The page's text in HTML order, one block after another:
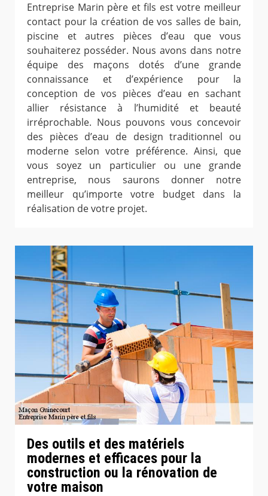
Entreprise Marin père et fils est votre meilleur
contact pour la création de vos salles de bain,
piscine et autres pièces d’eau que vous
souhaiterez posséder. Nous avons dans notre
équipe des maçons dotés d’une grande
connaissance et d’expérience pour la
conception de vos pièces d’eau en sachant
allier résistance à l’humidité et beauté
irréprochable. Nous pouvons vous concevoir
des pièces d’eau de design traditionnel ou
moderne selon votre préférence. Ainsi, que
vous soyez un particulier ou une grande
entreprise, nous saurons donner notre
meilleur qu’importe votre budget dans la
réalisation de votre projet.
Des outils et des matériels
modernes et efficaces pour la
construction ou la rénovation de
votre maison